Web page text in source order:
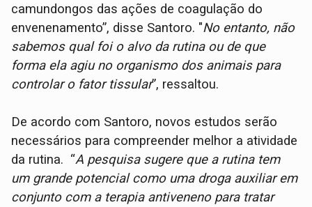
camundongos das ações de coagulação do
envenenamento”, disse Santoro. "No entanto, não
sabemos qual foi o alvo da rutina ou de que
forma ela agiu no organismo dos animais para
controlar o fator tissular”, ressaltou.
De acordo com Santoro, novos estudos serão
necessários para compreender melhor a atividade
da rutina. “A pesquisa sugere que a rutina tem
um grande potencial como uma droga auxiliar em
conjunto com a terapia antiveneno para tratar